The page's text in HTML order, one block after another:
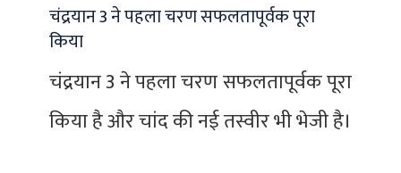
चंद्रयान 3 ने पहला चरण सफलतापूर्वक पूरा
किया
चंद्रयान 3 ने पहला चरण सफलतापूर्वक पूरा
किया है और चांद की नई तस्वीर भी भेजी है।